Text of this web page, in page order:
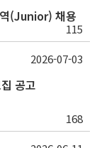
(Junior) 채용
115
공고
168
2026-07-03